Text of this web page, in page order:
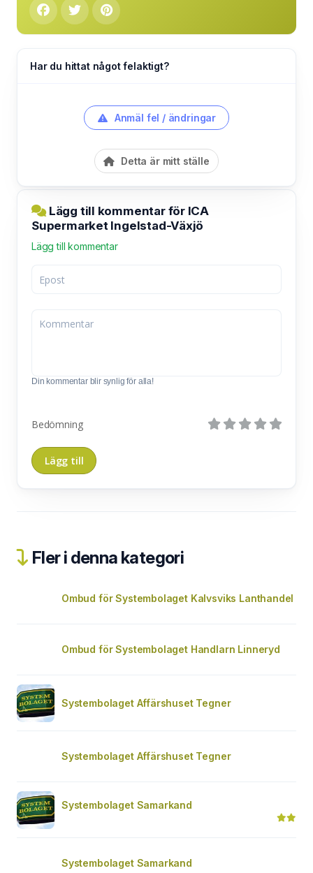
Har du hittat något felaktigt?
Anmäl fel / ändringar
Detta är mitt ställe
Lägg till kommentar för ICA
Supermarket Ingelstad-Växjö
Lägg till kommentar
Din kommentar blir synlig för alla!
Bedömning
Fler i denna kategori
Ombud för Systembolaget Kalvsviks Lanthandel
Ombud för Systembolaget Handlarn Linneryd
Systembolaget Affärshuset Tegner
Systembolaget Affärshuset Tegner
Systembolaget Samarkand
Systembolaget Samarkand